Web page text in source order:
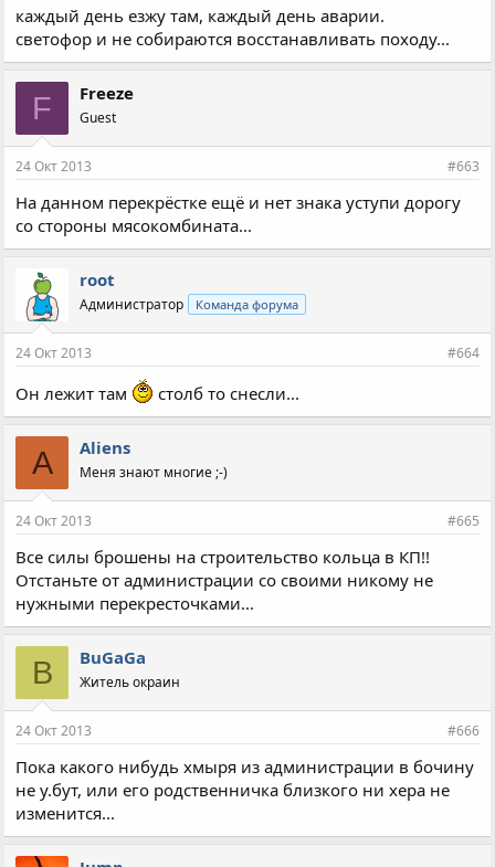
каждый день езжу там, каждый день аварии.
светофор и не собираются восстанавливать походу...
F Freeze
Guest
24 Окт 2013 #663
На данном перекрёстке ещё и нет знака уступи дорогу
со стороны мясокомбината...
root
Администратор Команда форума
24 Окт 2013 #664
Он лежит там столб то снесли...
A Aliens
Меня знают многие ;-)
24 Окт 2013 #665
Все силы брошены на строительство кольца в КП!!
Отстаньте от администрации со своими никому не
нужными перекресточками...
B BuGaGa
Житель окраин
24 Окт 2013 #666
Пока какого нибудь хмыря из администрации в бочину
не у.бут, или его родственничка близкого ни хера не
изменится...